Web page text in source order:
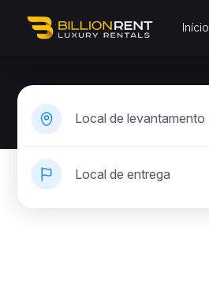
Início
Local de levantamento
Local de entrega